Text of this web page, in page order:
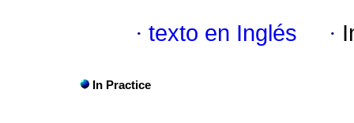
· texto en Inglés ·
In Practice